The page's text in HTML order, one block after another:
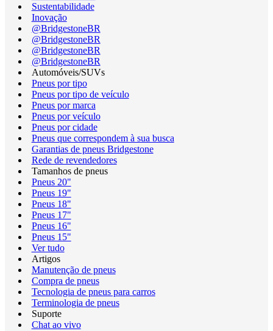
Sustentabilidade
Inovação
@BridgestoneBR
@BridgestoneBR
@BridgestoneBR
@BridgestoneBR
Automóveis/SUVs
Pneus por tipo
Pneus por tipo de veículo
Pneus por marca
Pneus por veículo
Pneus por cidade
Pneus que correspondem à sua busca
Garantias de pneus Bridgestone
Rede de revendedores
Tamanhos de pneus
Pneus 20"
Pneus 19"
Pneus 18"
Pneus 17"
Pneus 16"
Pneus 15"
Ver tudo
Artigos
Manutenção de pneus
Compra de pneus
Tecnologia de pneus para carros
Terminologia de pneus
Suporte
Chat ao vivo